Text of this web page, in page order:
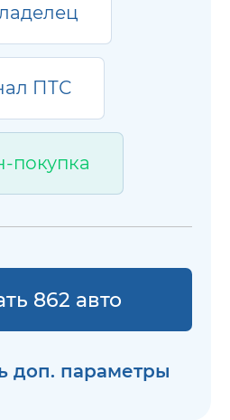
ПТС
покупка
доп. параметры
862 авто